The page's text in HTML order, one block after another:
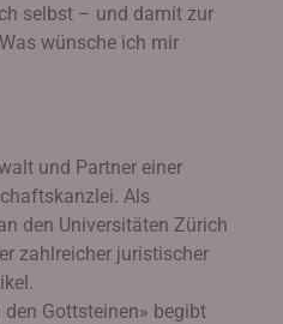
selbst – und damit zur
wünsche ich mir
und Partner einer
Als
den Universitäten Zürich
zahlreicher juristischer
Gottsteinen» begibt